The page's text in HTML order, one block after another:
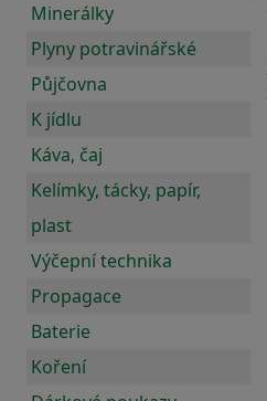
Minerálky
Plyny potravinářské
Půjčovna
K jídlu
Káva, čaj
Kelímky, tácky, papír,
plast
Výčepní technika
Propagace
Baterie
Koření